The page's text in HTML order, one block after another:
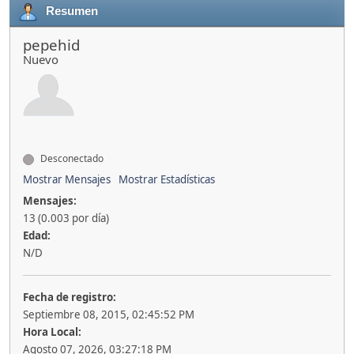
Resumen
pepehid
Nuevo
Desconectado
Mostrar Mensajes
Mostrar Estadísticas
Mensajes:
13 (0.003 por día)
Edad:
N/D
Fecha de registro:
Septiembre 08, 2015, 02:45:52 PM
Hora Local:
Agosto 07, 2026, 03:27:18 PM